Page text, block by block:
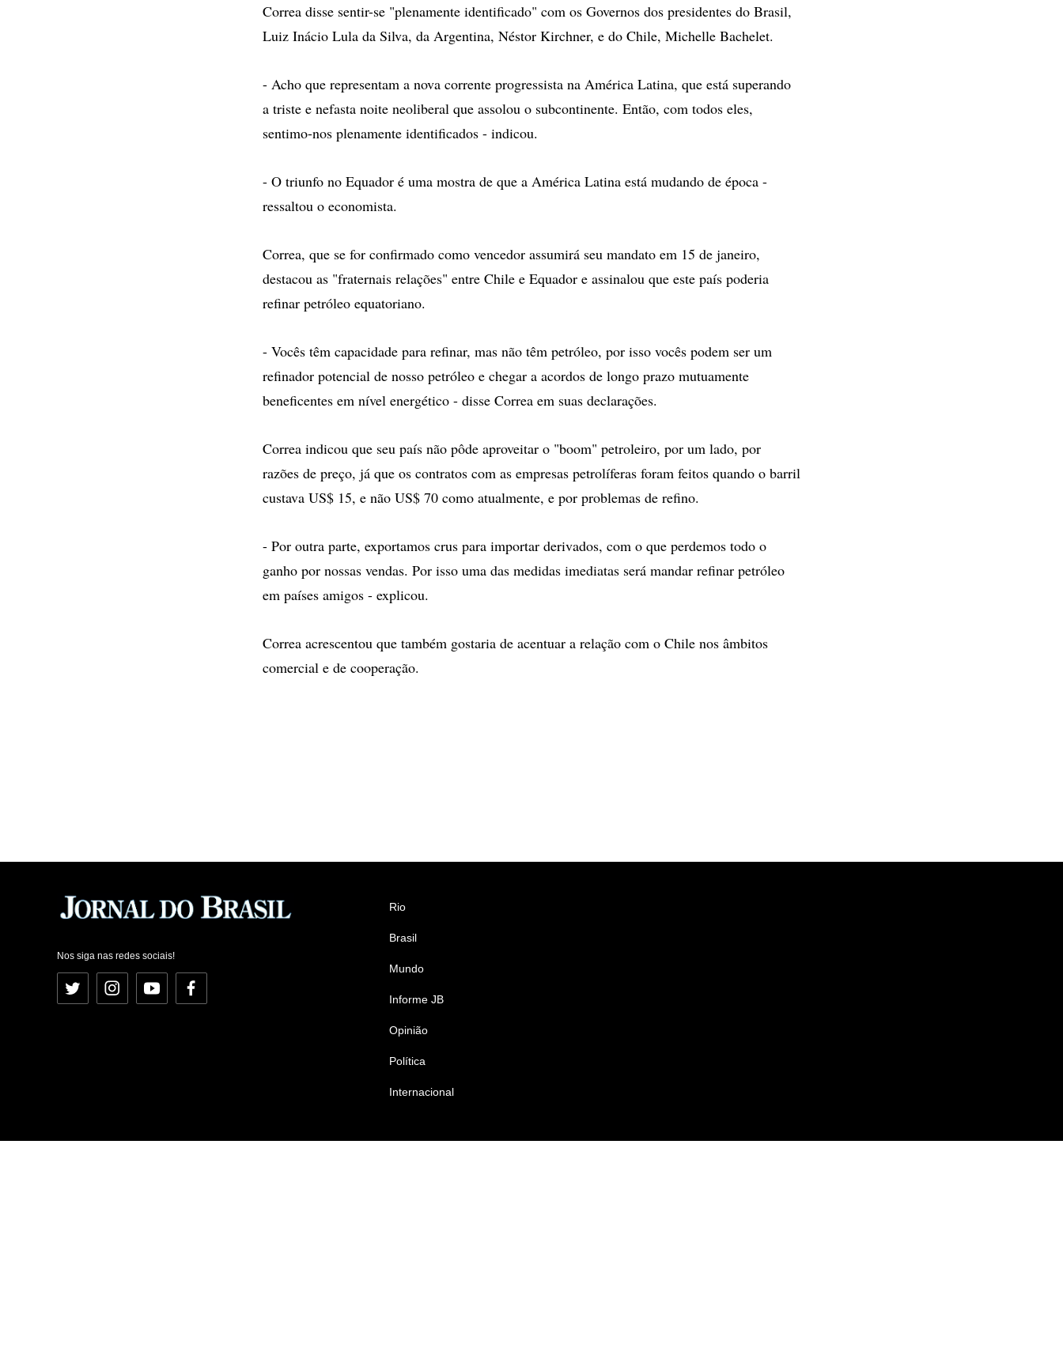
Correa disse sentir-se "plenamente identificado" com os Governos dos presidentes do Brasil,
Luiz Inácio Lula da Silva, da Argentina, Néstor Kirchner, e do Chile, Michelle Bachelet.
- Acho que representam a nova corrente progressista na América Latina, que está superando
a triste e nefasta noite neoliberal que assolou o subcontinente. Então, com todos eles,
sentimo-nos plenamente identificados - indicou.
- O triunfo no Equador é uma mostra de que a América Latina está mudando de época -
ressaltou o economista.
Correa, que se for confirmado como vencedor assumirá seu mandato em 15 de janeiro,
destacou as "fraternais relações" entre Chile e Equador e assinalou que este país poderia
refinar petróleo equatoriano.
- Vocês têm capacidade para refinar, mas não têm petróleo, por isso vocês podem ser um
refinador potencial de nosso petróleo e chegar a acordos de longo prazo mutuamente
beneficentes em nível energético - disse Correa em suas declarações.
Correa indicou que seu país não pôde aproveitar o "boom" petroleiro, por um lado, por
razões de preço, já que os contratos com as empresas petrolíferas foram feitos quando o barril
custava US$ 15, e não US$ 70 como atualmente, e por problemas de refino.
- Por outra parte, exportamos crus para importar derivados, com o que perdemos todo o
ganho por nossas vendas. Por isso uma das medidas imediatas será mandar refinar petróleo
em países amigos - explicou.
Correa acrescentou que também gostaria de acentuar a relação com o Chile nos âmbitos
comercial e de cooperação.
Nos siga nas redes sociais!
Twitter InstagramYouTubeFacebook
Rio
Brasil
Mundo
Informe JB
Opinião
Política
Internacional